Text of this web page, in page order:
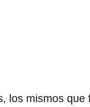
los mismos